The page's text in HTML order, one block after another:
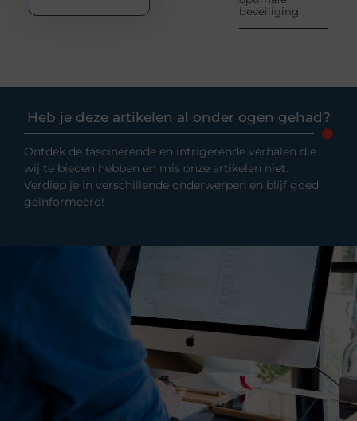
beveiliging
Heb je deze artikelen al onder ogen gehad?
Ontdek de fascinerende en intrigerende verhalen die
wij te bieden hebben en mis onze artikelen niet.
Verdiep je in verschillende onderwerpen en blijf goed
geïnformeerd!